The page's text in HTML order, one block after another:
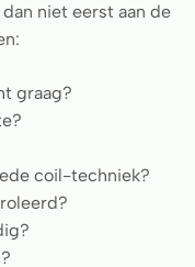
niet eerst aan de
graag?
coil-techniek?